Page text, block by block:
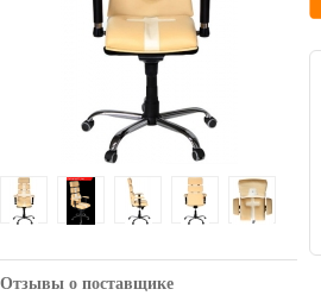
Отзывы о поставщике